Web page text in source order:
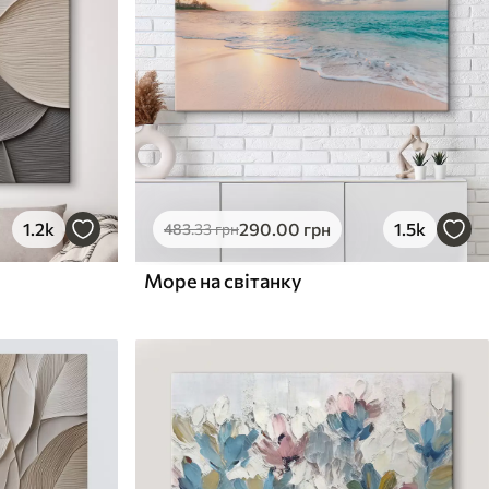
1.2k 483.33грн290.00 грн 1.5k
Море на світанку